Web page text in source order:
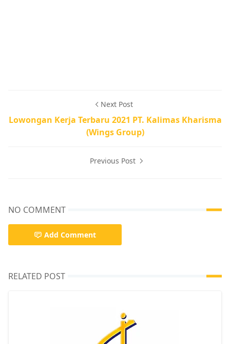
Next Post
Lowongan Kerja Terbaru 2021 PT. Kalimas Kharisma
(Wings Group)
Previous Post
NO COMMENT
Add Comment
RELATED POST